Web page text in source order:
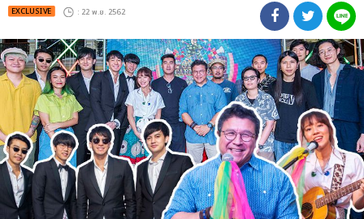
EXCLUSIVE : 22 พ.ย. 2562